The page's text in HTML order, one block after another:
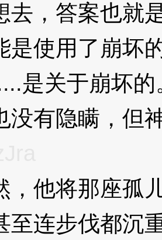
，答案也就是
是使用了崩坏
关于崩坏的
有隐瞒，但神
他将那座孤儿
至连步伐都沉